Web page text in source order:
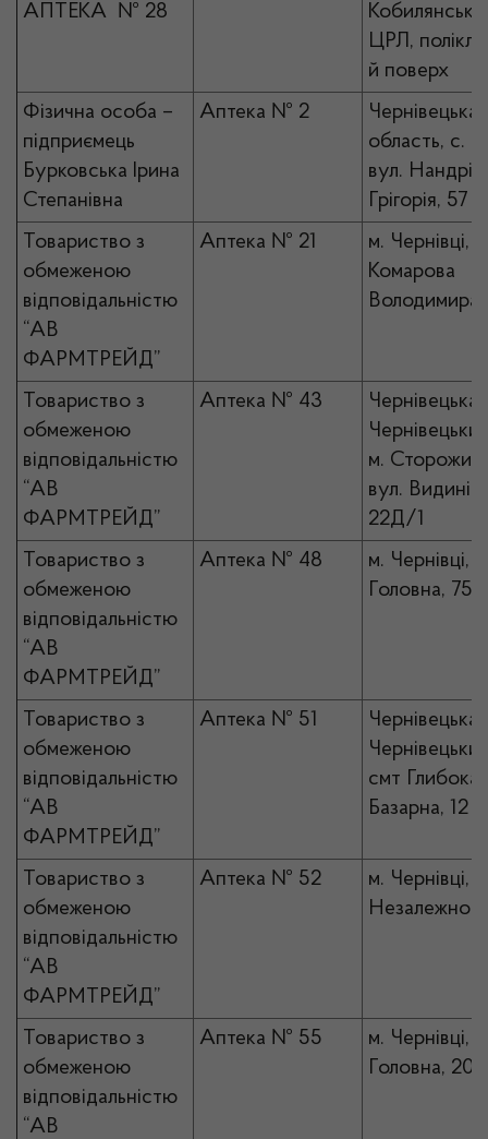
АПТЕКА № 28
ЦРЛ,
й поверх
Фізична особа –
підприємець
Бурковська Ірина
Степанівна
Аптека № 2
Чернівецька
область, с.
вул.
Грігорія, 57
Товариство з
обмеженою
відповідальністю
“АВ
ФАРМТРЕЙД”
Аптека № 21
м. Чернівці,
Комарова
Володимира,
Товариство з
обмеженою
відповідальністю
“АВ
ФАРМТРЕЙД”
Аптека № 43
Чернівецька
м.
вул.
22Д/1
Товариство з
обмеженою
відповідальністю
“АВ
ФАРМТРЕЙД”
Аптека № 48
м. Чернівці,
Головна, 75
Товариство з
обмеженою
відповідальністю
“АВ
ФАРМТРЕЙД”
Аптека № 51
Чернівецька
смт Глибока,
Базарна, 12
Товариство з
обмеженою
відповідальністю
“АВ
ФАРМТРЕЙД”
Аптека № 52
м. Чернівці,
Товариство з
обмеженою
відповідальністю
“АВ
Аптека № 55
м. Чернівці,
Головна, 203